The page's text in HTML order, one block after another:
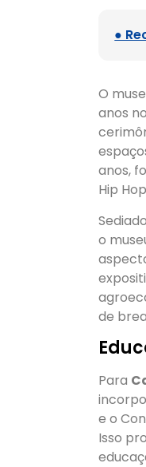
●
O
anos
anos,
Hip
o
de
Para
e o
Isso